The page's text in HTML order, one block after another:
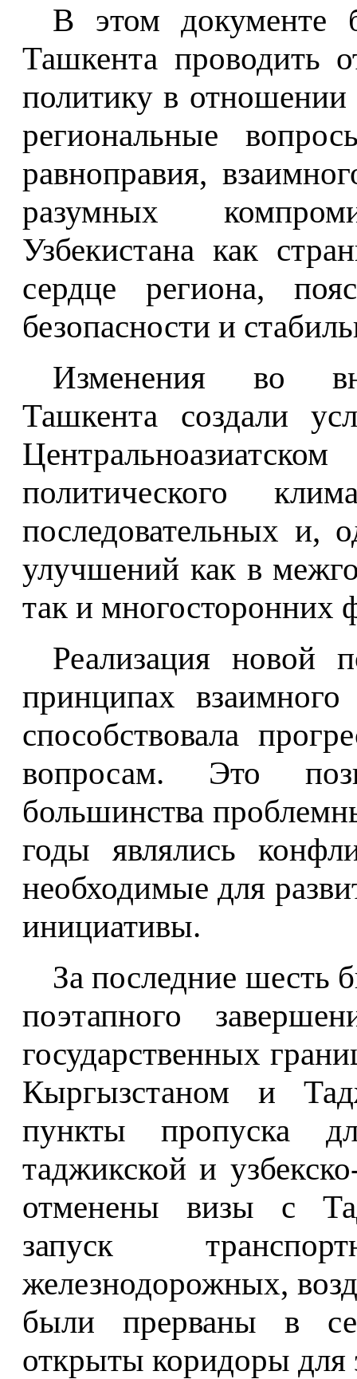
В этом документе
Ташкента проводить
политику в
региональные
равноправия,
разумных
Узбекистана как
сердце региона,
безопасности и
Изменения во
Ташкента создали
политического
последовательных и,
улучшений как в
так и многосторонних
Реализация новой
принципах
способствовала
вопросам. Это
большинства
годы являлись
необходимые для
инициативы.
За последние шесть
поэтапного
государственных
Кыргызстаном и
пункты пропуска
таджикской и
отменены визы с
запуск
железнодорожных,
были прерваны в
открыты коридоры для